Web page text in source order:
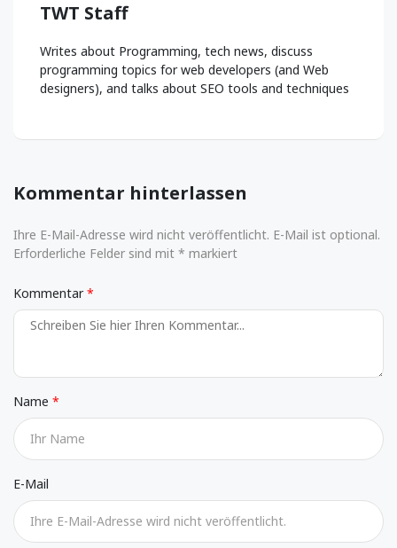
TWT Staff
Writes about Programming, tech news, discuss
programming topics for web developers (and Web
designers), and talks about SEO tools and techniques
Kommentar hinterlassen
Ihre E-Mail-Adresse wird nicht veröffentlicht. E-Mail ist optional.
Erforderliche Felder sind mit * markiert
Kommentar
Name
E-Mail